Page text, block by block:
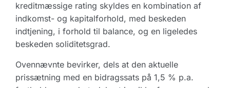
kreditmæssige rating skyldes en kombination af
indkomst- og kapitalforhold, med beskeden
indtjening, i forhold til balance, og en ligeledes
beskeden soliditetsgrad.
Ovennævnte bevirker, dels at den aktuelle
prissætning med en bidragssats på 1,5 % p.a.